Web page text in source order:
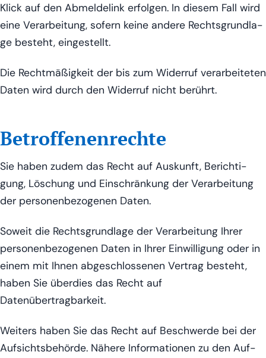
Klick auf den Abmel­de­link erfol­gen. In die­sem Fall wird
eine Ver­ar­bei­tung, sofern kei­ne ande­re Rechts­grund­la­
ge besteht, eingestellt.
Die Recht­mä­ßig­keit der bis zum Wider­ruf ver­ar­bei­te­ten
Daten wird durch den Wider­ruf nicht berührt.
Betroffenenrechte
Sie haben zudem das Recht auf Aus­kunft, Berich­ti­
gung, Löschung und Ein­schrän­kung der Ver­ar­bei­tung
der per­so­nen­be­zo­ge­nen Daten.
Soweit die Rechts­grund­la­ge der Ver­ar­bei­tung Ihrer
per­so­nen­be­zo­ge­nen Daten in Ihrer Ein­wil­li­gung oder in
einem mit Ihnen abge­schlos­se­nen Ver­trag besteht,
haben Sie über­dies das Recht auf
Datenübertragbarkeit.
Wei­ters haben Sie das Recht auf Beschwer­de bei der
Auf­sichts­be­hör­de. Nähe­re Infor­ma­tio­nen zu den Auf­